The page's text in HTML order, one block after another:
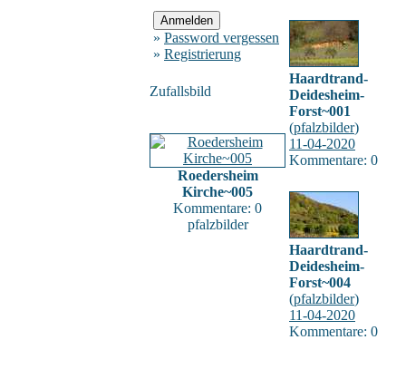
» Password vergessen
» Registrierung
Zufallsbild
Roedersheim
Kirche~005
Kommentare: 0
pfalzbilder
Haardtrand-
Deidesheim-
Forst~001
(pfalzbilder)
11-04-2020
Kommentare: 0
Haardtrand-
Deidesheim-
Forst~004
(pfalzbilder)
11-04-2020
Kommentare: 0